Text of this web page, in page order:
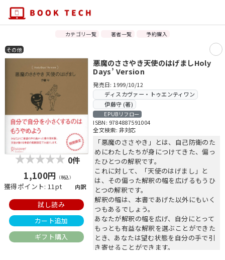
カテゴリ一覧 著者一覧 予約購入
その他
0件
1,100円 （税込）
獲得ポイント: 11pt 内訳
試し読み
カート追加
ギフト購入
悪魔のささやき天使のはげましHoly
Days’ Version
発売日: 1999/10/12
ディスカヴァー・トゥエンティワン
伊藤守 (著)
EPUBリフロー
ISBN: 9784887591004
全文検索: 非対応
「悪魔のささやき」とは、自己防衛のた
めにわたしたちが身につけてきた、偏っ
たひとつの解釈です。
これに対して、「天使のはげまし」と
は、その偏った解釈の幅を広げるもうひ
とつの解釈です。
解釈の幅は、本書であげた以外にもいく
つもあるでしょう。
あなたが解釈の幅を広げ、自分にとって
もっとも有益な解釈を選ぶことができた
とき、あなたは望む状態を自分の手で引
き寄せることができます。